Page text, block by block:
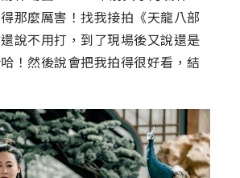
那麼厲害！找我接拍《天龍八部
說不用打，到了現場後又說還是
！然後說會把我拍得很好看，結